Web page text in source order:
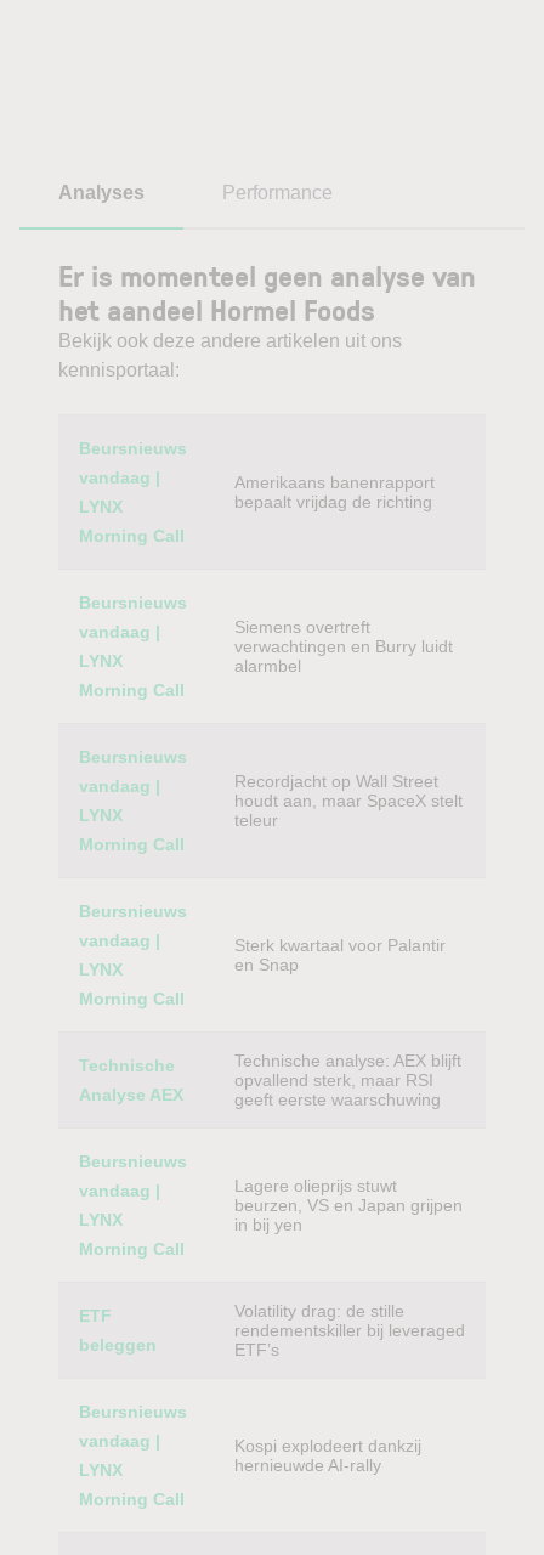
Analyses Performance
Er is momenteel geen analyse van
het aandeel Hormel Foods
Bekijk ook deze andere artikelen uit ons
kennisportaal:
Category
Beursnieuws
vandaag |
LYNX
Morning Call
Amerikaans banenrapport
bepaalt vrijdag de richting
Beursnieuws
vandaag |
LYNX
Morning Call
Siemens overtreft
verwachtingen en Burry luidt
alarmbel
Beursnieuws
vandaag |
LYNX
Morning Call
Recordjacht op Wall Street
houdt aan, maar SpaceX stelt
teleur
Beursnieuws
vandaag |
LYNX
Morning Call
Sterk kwartaal voor Palantir
en Snap
Technische
Analyse AEX
Technische analyse: AEX blijft
opvallend sterk, maar RSI
geeft eerste waarschuwing
Beursnieuws
vandaag |
LYNX
Morning Call
Lagere olieprijs stuwt
beurzen, VS en Japan grijpen
in bij yen
ETF
beleggen
Volatility drag: de stille
rendementskiller bij leveraged
ETF’s
Beursnieuws
vandaag |
LYNX
Morning Call
Kospi explodeert dankzij
hernieuwde AI-rally